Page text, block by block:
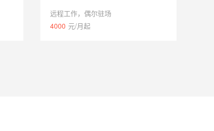
远程工作，偶尔驻场
4000 元/月起